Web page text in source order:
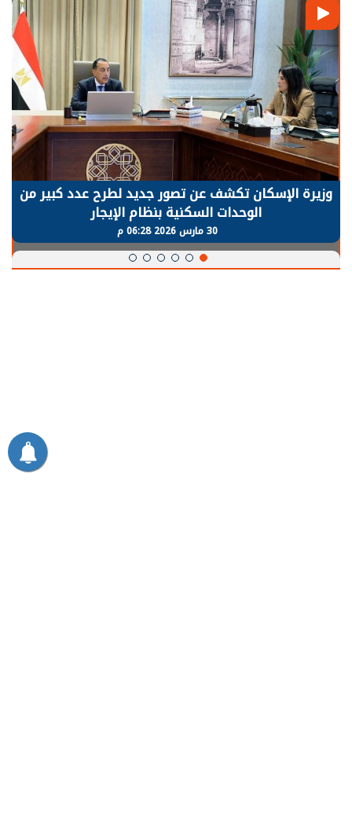
وزيرة الإسكان تكشف عن تصور جديد لطرح عدد كبير من
الوحدات السكنية بنظام الإيجار